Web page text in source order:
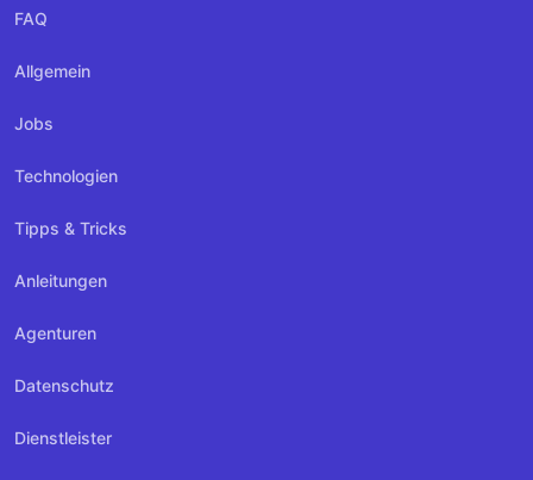
FAQ
Allgemein
Jobs
Technologien
Tipps & Tricks
Anleitungen
Agenturen
Datenschutz
Dienstleister